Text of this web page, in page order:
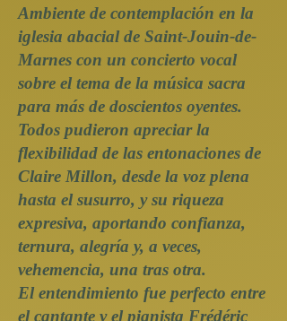
Ambiente de contemplación en la
iglesia abacial de Saint-Jouin-de-
Marnes con un concierto vocal
sobre el tema de la música sacra
para más de doscientos oyentes.
Todos pudieron apreciar la
flexibilidad de las entonaciones de
Claire Millon, desde la voz plena
hasta el susurro, y su riqueza
expresiva, aportando confianza,
ternura, alegría y, a veces,
vehemencia, una tras otra.
El entendimiento fue perfecto entre
el cantante y el pianista Frédéric